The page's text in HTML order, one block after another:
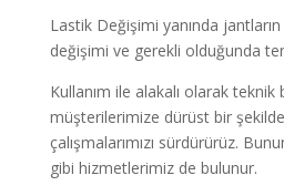
Lastik Değişimi yanında
değişimi ve gerekli olduğunda
Kullanım ile alakalı olarak teknik
müşterilerimize dürüst bir şekilde
çalışmalarımızı sürdürürüz.
gibi hizmetlerimiz de bulunur.